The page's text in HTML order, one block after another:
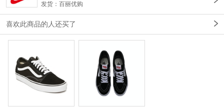
发货：百丽优购
喜欢此商品的人还买了